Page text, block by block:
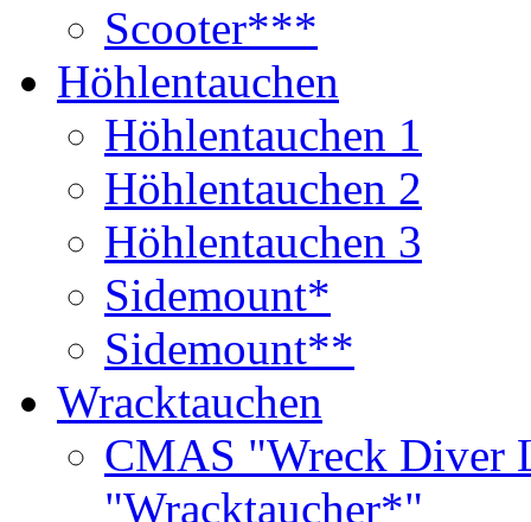
Scooter***
Höhlentauchen
Höhlentauchen 1
Höhlentauchen 2
Höhlentauchen 3
Sidemount*
Sidemount**
Wracktauchen
CMAS "Wreck Diver
"Wracktaucher*"